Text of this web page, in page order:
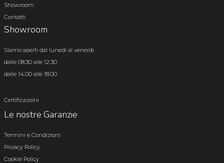
Showroom
Contatti
Showroom
Siamo aperti dal lunedì al venerdì
dalle 08.30 alle 12.30
dalle 14.00 alle 18.00
Certificazioni
Le nostre Garanzie
Termini e Condizioni
Privacy Policy
Cookie Policy